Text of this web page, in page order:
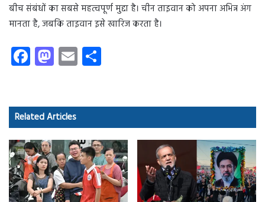
बीच संबंधों का सबसे महत्वपूर्ण मुद्दा है। चीन ताइवान को अपना अभिन्न अंग
मानता है, जबकि ताइवान इसे खारिज करता है।
Fa
ce
o
ok
M
as
d
o
n
E
m
Related Articles